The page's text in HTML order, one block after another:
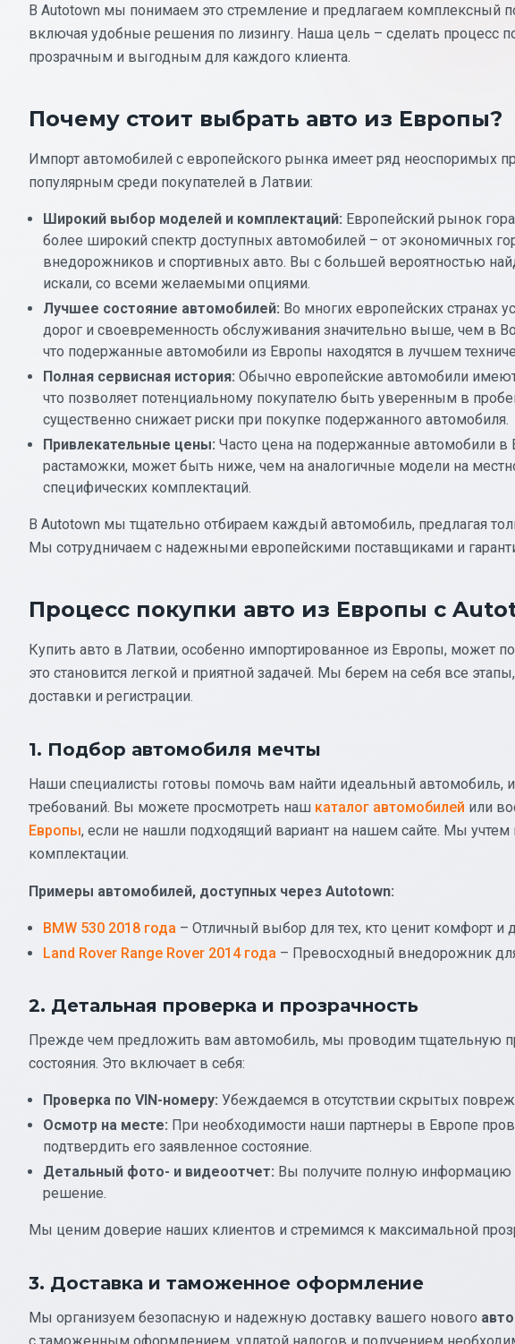
В Autotown мы понимаем это стремление и предлагаем комплексный
включая удобные решения по лизингу. Наша цель – сделать процесс
прозрачным и выгодным для каждого клиента.
Почему стоит выбрать авто из Европы?
Импорт автомобилей с европейского рынка имеет ряд неоспоримых
популярным среди покупателей в Латвии:
Широкий выбор моделей и комплектаций: Европейский рынок
более широкий спектр доступных автомобилей – от экономичных
внедорожников и спортивных авто. Вы с большей вероятностью
искали, со всеми желаемыми опциями.
Лучшее состояние автомобилей: Во многих европейских странах
дорог и своевременность обслуживания значительно выше, чем в
что подержанные автомобили из Европы находятся в лучшем
Полная сервисная история: Обычно европейские автомобили
что позволяет потенциальному покупателю быть уверенным в
существенно снижает риски при покупке подержанного автомобиля.
Привлекательные цены: Часто цена на подержанные автомобили в
растаможки, может быть ниже, чем на аналогичные модели на
специфических комплектаций.
В Autotown мы тщательно отбираем каждый автомобиль, предлагая
Мы сотрудничаем с надежными европейскими поставщиками и
Процесс покупки авто из Европы с
Купить авто в Латвии, особенно импортированное из Европы, может
это становится легкой и приятной задачей. Мы берем на себя все
доставки и регистрации.
1. Подбор автомобиля мечты
Наши специалисты готовы помочь вам найти идеальный автомобиль,
требований. Вы можете просмотреть наш каталог автомобилей или
Европы, если не нашли подходящий вариант на нашем сайте. Мы
комплектации.
Примеры автомобилей, доступных через Autotown:
BMW 530 2018 года – Отличный выбор для тех, кто ценит комфорт и
Land Rover Range Rover 2014 года – Превосходный внедорожник
2. Детальная проверка и прозрачность
Прежде чем предложить вам автомобиль, мы проводим тщательную
состояния. Это включает в себя:
Проверка по VIN-номеру: Убеждаемся в отсутствии скрытых
Осмотр на месте: При необходимости наши партнеры в Европе
подтвердить его заявленное состояние.
Детальный фото- и видеоотчет: Вы получите полную информацию
решение.
Мы ценим доверие наших клиентов и стремимся к максимальной
3. Доставка и таможенное оформление
Мы организуем безопасную и надежную доставку вашего нового